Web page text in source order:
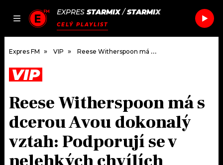
JAK
SEZNAM.CZ
EXPRES STARMIX/STARMIX
CELÝ PLAYLIST
DOMŮ
ČLÁNKY
HUDBA
PODCASTY
JAK NALADIT
Expres FM VIP Reese Witherspoon má s dcerou Avou dokonalý vztah: Podporují se v nelehkých chvílích
VIP
Reese Witherspoon má s
dcerou Avou dokonalý
vztah: Podporují se v